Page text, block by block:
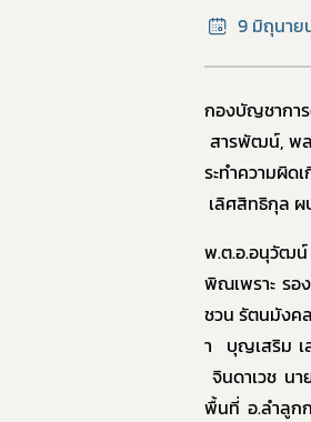
9 มิถุนาย
กองบัญชากา
สารพัฒน์,พ
ระทำความผิ
เลิศสิทธิกุล
พ.ต.อ.อนุวัฒ
พิณเพราะ รอ
ชวน รัตนมังค
า บุญเสริม เ
จินดาเวช น
พื้นที่ อ.ลำลูก